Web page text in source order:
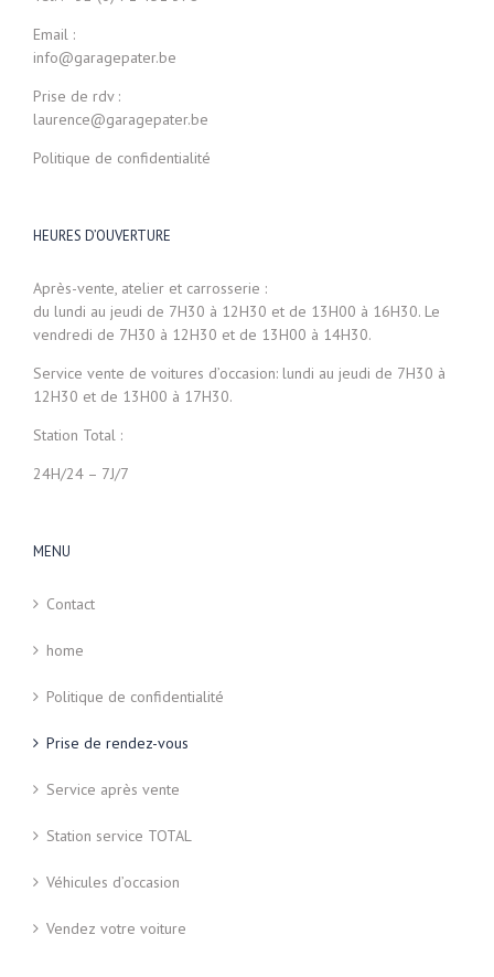
Email :
info@garagepater.be
Prise de rdv :
laurence@garagepater.be
Politique de confidentialité
HEURES D’OUVERTURE
Après-vente, atelier et carrosserie :
du lundi au jeudi de 7H30 à 12H30 et de 13H00 à 16H30. Le
vendredi de 7H30 à 12H30 et de 13H00 à 14H30.
Service vente de voitures d’occasion: lundi au jeudi de 7H30 à
12H30 et de 13H00 à 17H30.
Station Total :
24H/24 – 7J/7
MENU
Contact
home
Politique de confidentialité
Prise de rendez-vous
Service après vente
Station service TOTAL
Véhicules d’occasion
Vendez votre voiture